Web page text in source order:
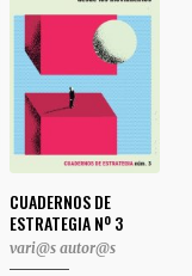
CUADERNOS DE
ESTRATEGIA Nº 3
vari@s autor@s